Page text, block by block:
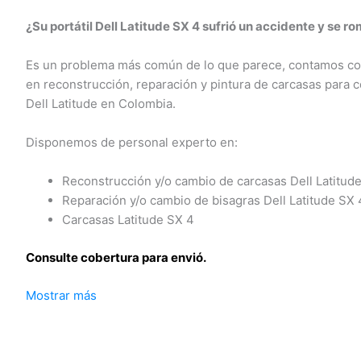
¿Su portátil Dell Latitude SX 4 sufrió un accidente y se
Es un problema más común de lo que parece, contamos
en reconstrucción, reparación y pintura de carcasas para
Dell Latitude en Colombia.
Disponemos de personal experto en:
Reconstrucción y/o cambio de carcasas Dell Latitude
Reparación y/o cambio de bisagras Dell Latitude SX 4
Carcasas Latitude SX 4
Consulte cobertura para envió.
Leticia, Medellín, Arauca, Barranquilla, Cartagena, Tunja,
Mostrar más